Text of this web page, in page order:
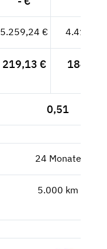
5.259,24 € 4.419,53
219,13 € 184,15
0,51
24 Monate
5.000 km